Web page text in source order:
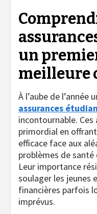
un
meilleure
À l’aube de l’année
assurances
incontournable.
primordial en
efficace face aux
problèmes de
Leur importance
soulager les jeunes
financières parfois
imprévus.